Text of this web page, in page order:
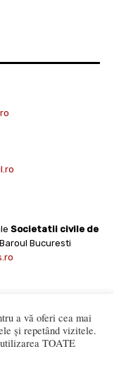
Societatii civile de
Bucuresti
© Copyright 2008 -
a vă oferi cea mai
și repetând vizitele.
TOATE